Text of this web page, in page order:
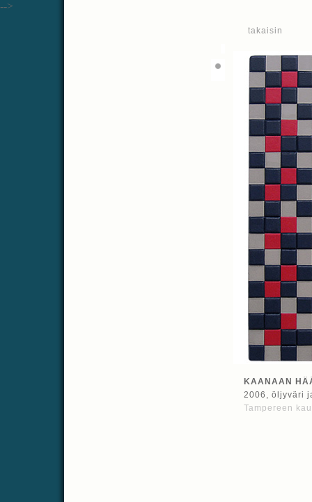
-->
takaisin
KAANAAN
2006, öljyväri
Tampereen